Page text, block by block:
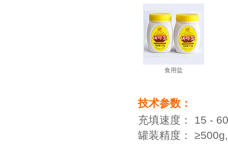
食用盐
技术参数：
充填速度： 15 -
罐装精度：